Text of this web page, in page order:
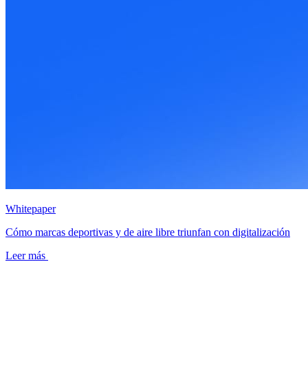
Whitepaper
Cómo marcas deportivas y de aire libre triunfan con digitalización
Leer más